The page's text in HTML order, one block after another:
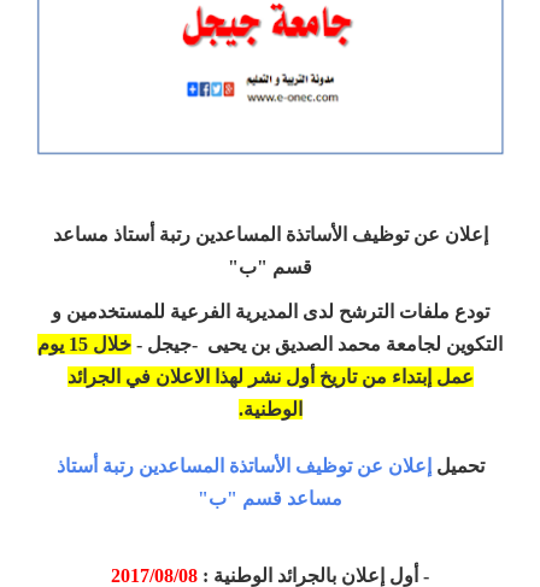
إعلان عن توظيف الأساتذة المساعدين رتبة أستاذ مساعد
قسم "ب"
تودع ملفات الترشح لدى المديرية الفرعية للمستخدمين و
التكوين لجامعة محمد الصديق بن يحيى -جيجل -
خلال 15 يوم
عمل إبتداء من تاريخ أول نشر لهذا الاعلان في الجرائد
الوطنية.
تحميل إعلان عن توظيف الأساتذة المساعدين رتبة أستاذ
مساعد قسم "ب"
- أول إعلان بالجرائد الوطنية : 2017/08/08